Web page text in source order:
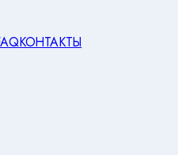
КОНТАКТЫ